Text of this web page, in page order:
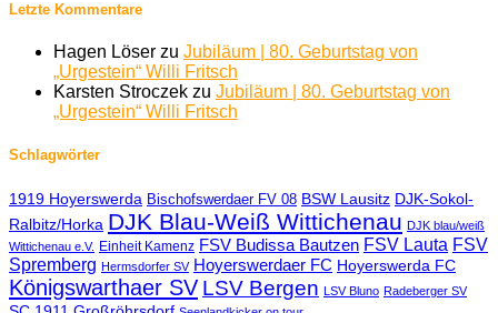
Letzte Kommentare
Hagen Löser zu Jubiläum | 80. Geburtstag von
„Urgestein“ Willi Fritsch
Karsten Stroczek zu Jubiläum | 80. Geburtstag von
„Urgestein“ Willi Fritsch
Schlagwörter
1919 Hoyerswerda Bischofswerdaer FV 08 BSW Lausitz DJK-Sokol-
Ralbitz/Horka DJK Blau-Weiß Wittichenau DJK blau/weiß
Wittichenau e.V. Einheit Kamenz FSV Budissa Bautzen FSV Lauta FSV
Spremberg Hermsdorfer SV Hoyerswerdaer FC Hoyerswerda FC
Königswarthaer SV LSV Bergen LSV Bluno Radeberger SV